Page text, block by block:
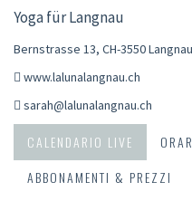
Yoga für Langnau
Bernstrasse 13, CH-3550 Langnau
www.lalunalangnau.ch
sarah@lalunalangnau.ch
CALENDARIO LIVE
ABBONAMENTI & PREZZI